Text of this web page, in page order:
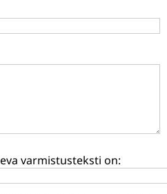
varmistusteksti on: